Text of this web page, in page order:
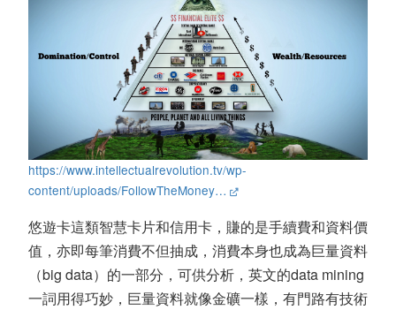
https://www.intellectualrevolution.tv/wp-
content/uploads/FollowTheMoney…
悠遊卡這類智慧卡片和信用卡，賺的是手續費和資料價
值，亦即每筆消費不但抽成，消費本身也成為巨量資料
（big data）的一部分，可供分析，英文的data mining
一詞用得巧妙，巨量資料就像金礦一樣，有門路有技術